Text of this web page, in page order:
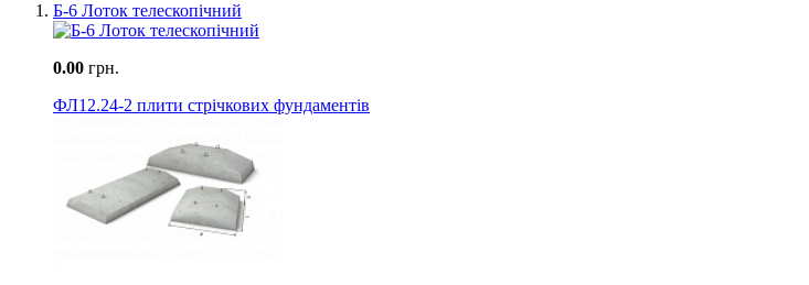
Б-6 Лоток телескопічний
0.00 грн.
ФЛ12.24-2 плити стрічкових фундаментів